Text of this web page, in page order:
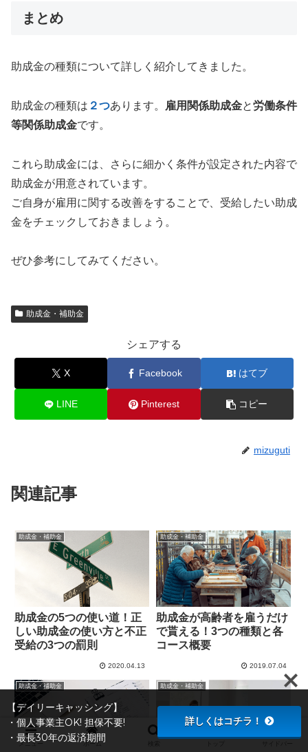
まとめ
助成金の種類について詳しく紹介してきました。
助成金の種類は ２つあります。 雇用関係助成金と労働条件
等関係助成金です。
これら助成金には、さらに細かく条件が設定された内容で
助成金が用意されています。
ご自身が雇用に関する改善をすることで、受給したい助成
金をチェックしておきましょう。
ぜひ参考にしてみてください。
助成金・補助金
シェアする
X Facebook はてブ
LINE Pinterest コピー
mizuguti
関連記事
助成金・補助金
助成金の5つの使い道！正
しい助成金の使い方と不正
受給の3つの罰則
2020.04.13
助成金・補助金
助成金が高齢者を雇うだけ
で貰える！3つの種類と各
コース概要
2019.07.04
助成金・補助金 助成金・補助金
メニュー ホーム
【デイリーキャッシング】
・個人事業主OK! 担保不要!
・最長30年の返済期間
詳しくはコチラ！